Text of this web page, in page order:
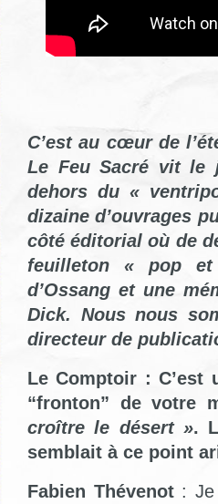
C’est au cœur de
Le Feu Sacré vit le
dehors du «
dizaine d’ouvrages
côté éditorial où de
feuilleton « pop et
d’Ossang et une
Dick. Nous nous
directeur de
Le Comptoir : C’est
“fronton” de votre
croître le désert ».
semblait à ce point
Fabien Thévenot: Je